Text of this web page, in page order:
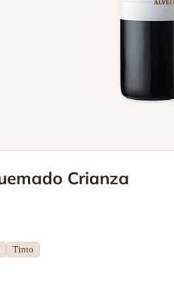
Crianza
Tinto